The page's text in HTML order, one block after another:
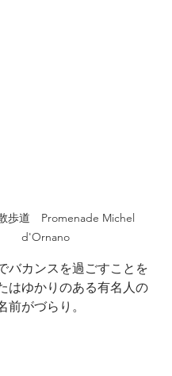
歩道　Promenade Michel
d'Ornano
バカンスを過ごすことを
はゆかりのある有名人の
前がづらり。